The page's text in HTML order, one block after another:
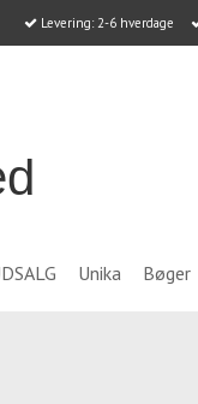
Levering: 2-6 hverdage
Unika Bøger